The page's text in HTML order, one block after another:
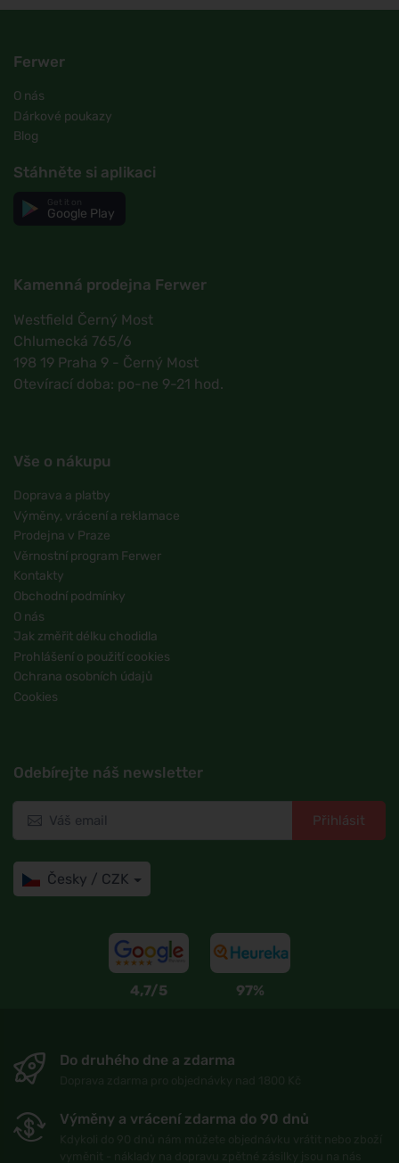
Ferwer
O nás
Dárkové poukazy
Blog
Stáhněte si aplikaci
Google Play
Kamenná prodejna Ferwer
Westfield Černý Most
Chlumecká 765/6
198 19 Praha 9 - Černý Most
Otevírací doba: po-ne 9-21 hod.
Vše o nákupu
Doprava a platby
Výměny, vrácení a reklamace
Prodejna v Praze
Věrnostní program Ferwer
Kontakty
Obchodní podmínky
O nás
Jak změřit délku chodidla
Prohlášení o použití cookies
Ochrana osobních údajů
Cookies
Odebírejte náš newsletter
Přihlásit
Česky / CZK
4,7/5 97%
Do druhého dne a zdarma
Výměny a vrácení zdarma do 90 dnů